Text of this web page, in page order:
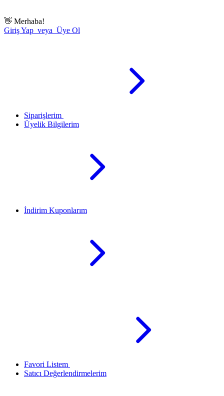
👋 Merhaba!
Giriş Yap veya Üye Ol
Siparişlerim
Üyelik Bilgilerim
İndirim Kuponlarım
Favori Listem
Satıcı Değerlendirmelerim